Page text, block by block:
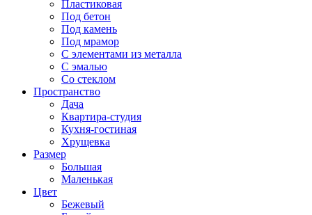
Пластиковая
Под бетон
Под камень
Под мрамор
С элементами из металла
С эмалью
Со стеклом
Пространство
Дача
Квартира-студия
Кухня-гостиная
Хрущевка
Размер
Большая
Маленькая
Цвет
Бежевый